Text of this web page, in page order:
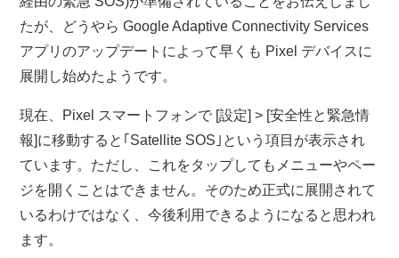
たが、どうやら Google Adaptive Connectivity Services
アプリのアップデートによって早くも Pixel デバイスに
展開し始めたようです。
現在、Pixel スマートフォンで [設定] > [安全性と緊急情
報]に移動すると｢Satellite SOS｣という項目が表示され
ています。ただし、これをタップしてもメニューやペー
ジを開くことはできません。そのため正式に展開されて
いるわけではなく、今後利用できるようになると思われ
ます。